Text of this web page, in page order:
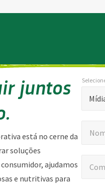
juntos
está no cerne da
soluções
ajudamos
e nutritivas para
indica